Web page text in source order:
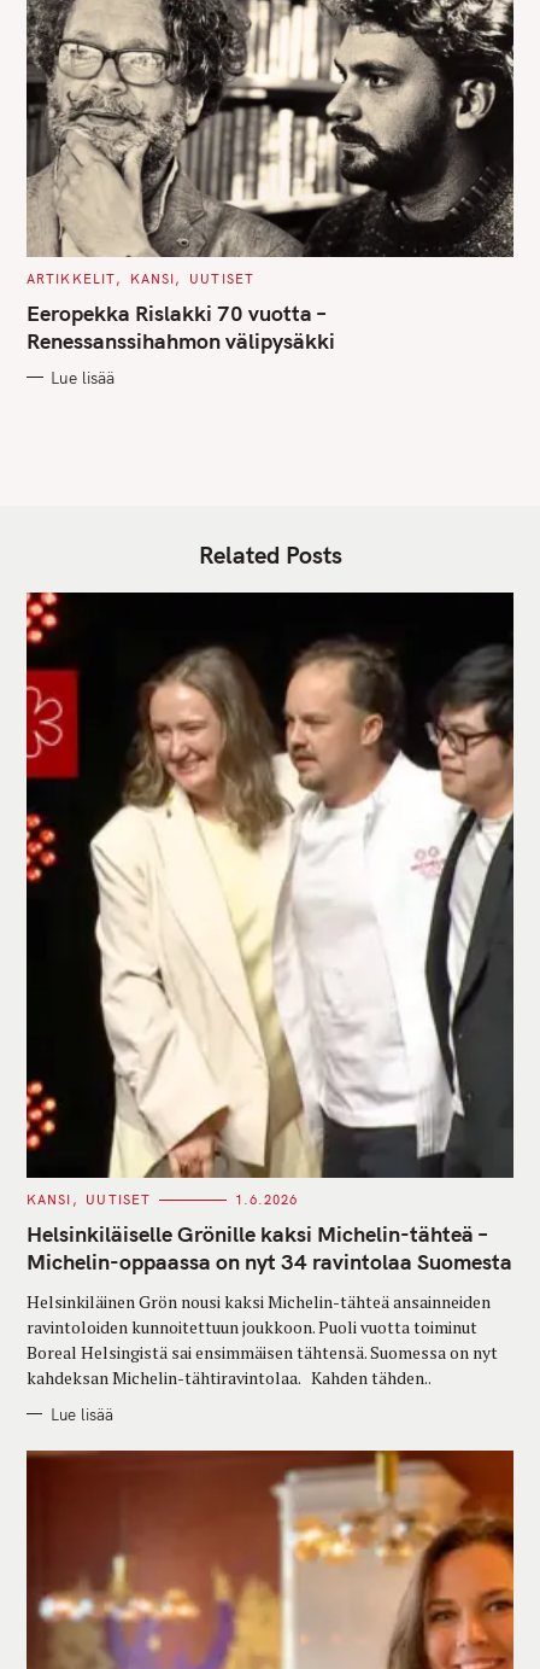
C
T
E
G
O
I
ARTIKKELIT KANSI UUTISET
Eeropekka Rislakki 70 vuotta –
Renessanssihahmon välipysäkki
Lue lisää
Related Posts
C
T
E
G
O
I
S
KANSI UUTISET 1.6.2026
Helsinkiläiselle Grönille kaksi Michelin-tähteä –
Michelin-oppaassa on nyt 34 ravintolaa Suomesta
Helsinkiläinen Grön nousi kaksi Michelin-tähteä ansainneiden
ravintoloiden kunnoitettuun joukkoon. Puoli vuotta toiminut
Boreal Helsingistä sai ensimmäisen tähtensä. Suomessa on nyt
kahdeksan Michelin-tähtiravintolaa. Kahden tähden..
Lue lisää